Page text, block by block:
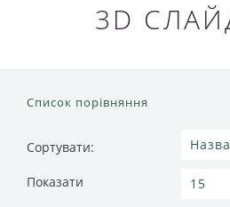
3D
Список порівняння
Сортувати:
Показати